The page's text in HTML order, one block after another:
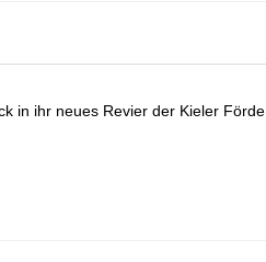
in ihr neues Revier der Kieler Förde